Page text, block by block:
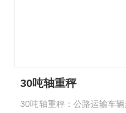
30吨轴重秤
30吨轴重秤：公路运输车